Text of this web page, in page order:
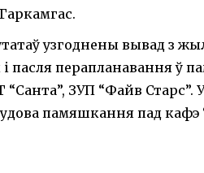
узгоднены вывад з
пасля перапланавання ў
ЗУП “Файв Старс”. У
памяшкання пад кафэ